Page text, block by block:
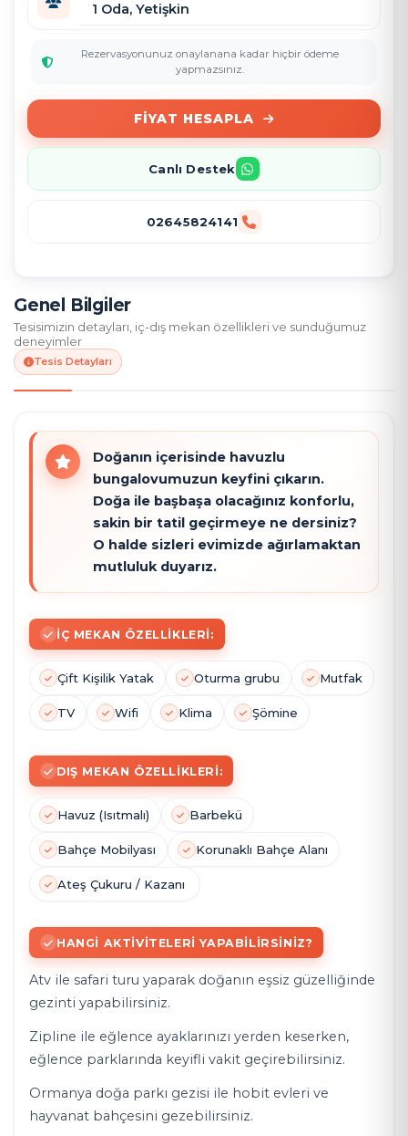
Genel Bilgiler
Tesisimizin detayları, iç-dış mekan özellikleri ve sunduğumuz
deneyimler
Tesis Detayları
Doğanın içerisinde havuzlu
bungalovumuzun keyfini çıkarın.
Doğa ile başbaşa olacağınız konforlu,
sakin bir tatil geçirmeye ne dersiniz?
O halde sizleri evimizde ağırlamaktan
mutluluk duyarız.
İÇ MEKAN ÖZELLIKLERI:
Çift Kişilik Yatak Oturma grubu Mutfak
TV Wifi Klima Şömine
DIŞ MEKAN ÖZELLIKLERI:
Havuz (Isıtmalı) Barbekü
Bahçe Mobilyası Korunaklı Bahçe Alanı
Ateş Çukuru / Kazanı
HANGI AKTIVITELERI YAPABILIRSINIZ?
Atv ile safari turu yaparak doğanın eşsiz güzelliğinde
gezinti yapabilirsiniz.
Zipline ile eğlence ayaklarınızı yerden keserken,
eğlence parklarında keyifli vakit geçirebilirsiniz.
Ormanya doğa parkı gezisi ile hobit evleri ve
hayvanat bahçesini gezebilirsiniz.
1 Oda, Yetişkin
Rezervasyonunuz onaylanana kadar hiçbir ödeme
yapmazsınız.
FIYAT HESAPLA
Canlı Destek
02645824141